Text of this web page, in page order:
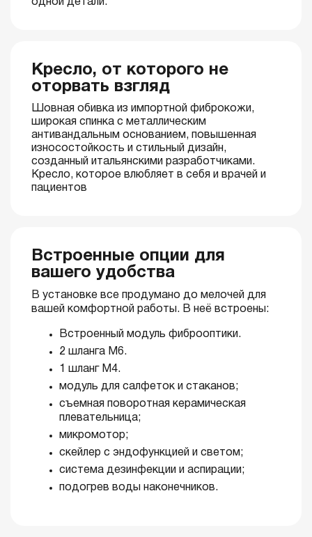
одной детали.
Кресло, от которого не
оторвать взгляд
Шовная обивка из импортной фиброкожи,
широкая спинка с металлическим
антивандальным основанием, повышенная
износостойкость и стильный дизайн,
созданный итальянскими разработчиками.
Кресло, которое влюбляет в себя и врачей и
пациентов
Встроенные опции для
вашего удобства
В установке все продумано до мелочей для
вашей комфортной работы. В неё встроены:
Встроенный модуль фиброоптики.
2 шланга M6.
1 шланг M4.
модуль для салфеток и стаканов;
съемная поворотная керамическая
плевательница;
микромотор;
скейлер с эндофункцией и светом;
система дезинфекции и аспирации;
подогрев воды наконечников.